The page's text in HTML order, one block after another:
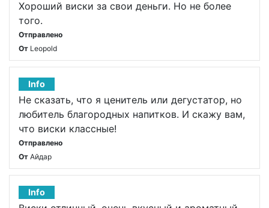
Хороший виски за свои деньги. Но не более
того.
Отправлено
От Leopold
Info
Не сказать, что я ценитель или дегустатор, но
любитель благородных напитков. И скажу вам,
что виски классные!
Отправлено
От Айдар
Info